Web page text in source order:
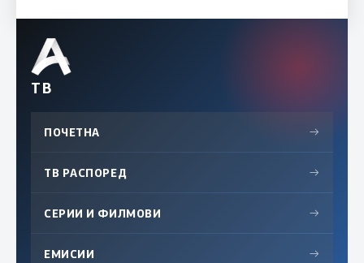
ТВ
ПОЧЕТНА →
ТВ РАСПОРЕД →
СЕРИИ И ФИЛМОВИ →
ЕМИСИИ →